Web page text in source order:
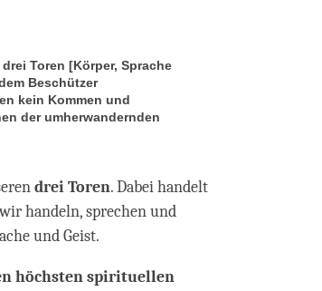
Toren [Körper, Sprache
Beschützer
kein Kommen und
der umherwandernden
drei Toren. Dabei handelt
handeln, sprechen und
und Geist.
höchsten spirituellen